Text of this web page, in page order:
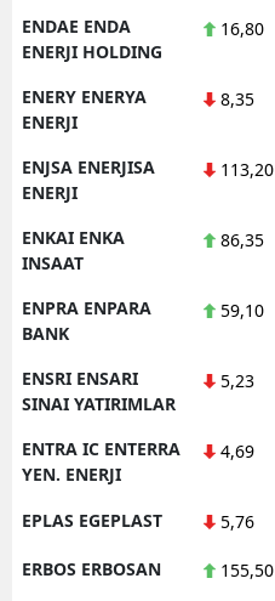
ENDAE ENDA
ENERJI HOLDING
16,80
ENERY ENERYA
ENERJI
8,35
ENJSA ENERJISA
ENERJI
113,20
ENKAI ENKA
INSAAT
86,35
ENPRA ENPARA
BANK
59,10
ENSRI ENSARI
SINAI YATIRIMLAR
5,23
ENTRA IC ENTERRA
YEN. ENERJI
4,69
EPLAS EGEPLAST 5,76
ERBOS ERBOSAN 155,50